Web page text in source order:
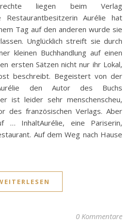
liegen beim Verlag
Restaurantbesitzerin Aurélie hat
Tag auf den anderen wurde sie
Unglücklich streift sie durch
kleinen Buchhandlung auf einen
ersten Sätzen nicht nur ihr Lokal,
beschreibt. Begeistert von der
den Autor des Buchs
ist leider sehr menschenscheu,
des französischen Verlags. Aber
… InhaltAurélie, eine Pariserin,
Auf dem Weg nach Hause
0 Kommentare